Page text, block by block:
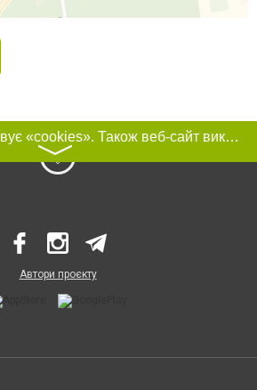
Цей сайт використовує «cookies». Також веб-сайт використовує інтернет-сервіс для збору технічних даних стосовно відвідувачів з метою отримання маркетингової та статистичної інформації. Умови обробки даних відвідувачів сайту див.
〉
Автори проєкту